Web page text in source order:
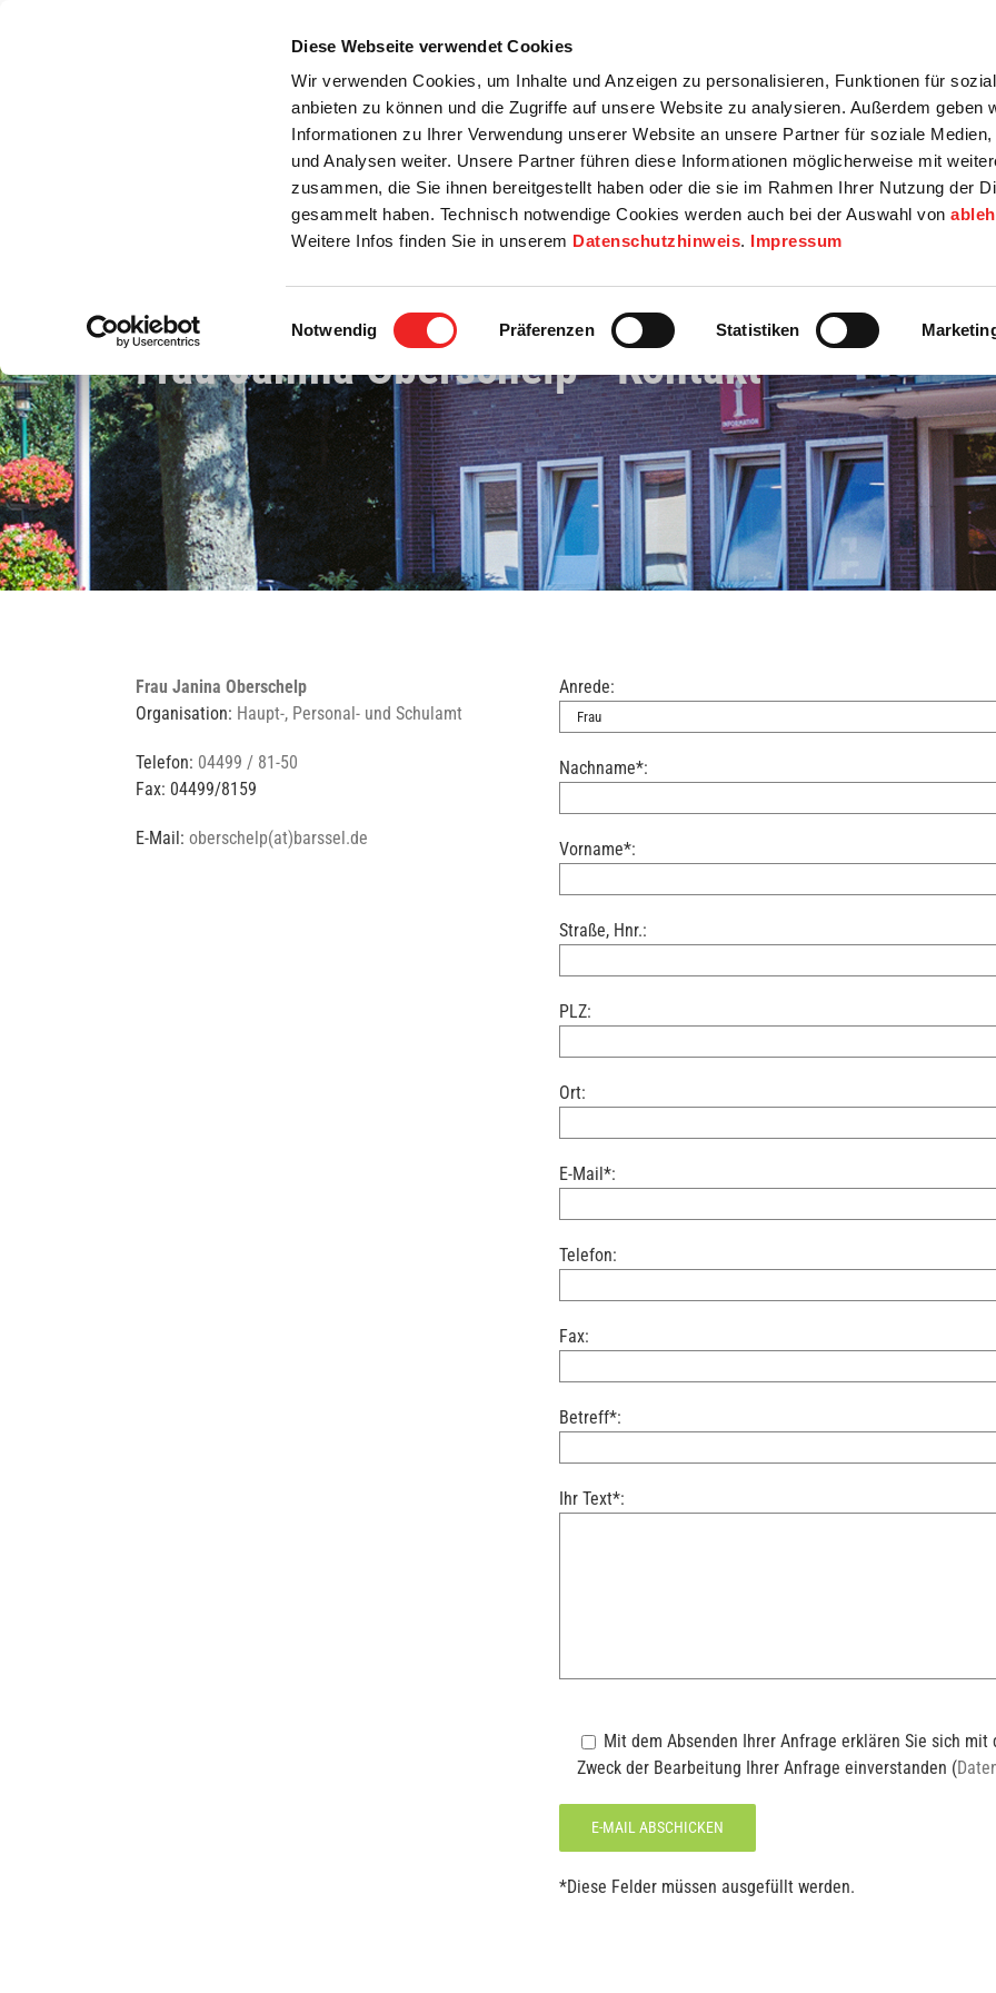
Diese Webseite verwendet Cookies
Wir verwenden Cookies, um Inhalte und Anzeigen zu personalisieren, Funktionen für
anbieten zu können und die Zugriffe auf unsere Website zu analysieren. Außerdem geben
Informationen zu Ihrer Verwendung unserer Website an unsere Partner für soziale Medien,
und Analysen weiter. Unsere Partner führen diese Informationen möglicherweise mit
zusammen, die Sie ihnen bereitgestellt haben oder die sie im Rahmen Ihrer Nutzung der
gesammelt haben. Technisch notwendige Cookies werden auch bei der Auswahl von
Weitere Infos finden Sie in unserem Datenschutzhinweis. Impressum
Einwilligungsauswahl
Notwendig Präferenzen Statistiken
Startseite
Bürgerservice Rats- / Bürgerinfo Wirtschaft / Wohnen Bildung / Soziales Touristik /
Frau Janina Oberschelp - Kontakt
Frau Janina Oberschelp
Organisation: Haupt-, Personal- und Schulamt
Telefon: 04499 / 81-50
Fax: 04499/8159
E-Mail: oberschelp(at)barssel.de
Anrede:
Nachname*:
Vorname*:
Straße, Hnr.:
PLZ:
Ort:
E-Mail*:
Telefon:
Fax:
Betreff*:
Ihr Text*:
Mit dem Absenden Ihrer Anfrage erklären Sie sich
Zweck der Bearbeitung Ihrer Anfrage einverstanden (
*Diese Felder müssen ausgefüllt werden.